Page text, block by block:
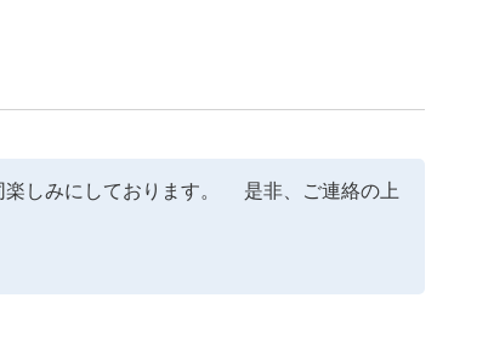
しみにしております。 是非、ご連絡の上